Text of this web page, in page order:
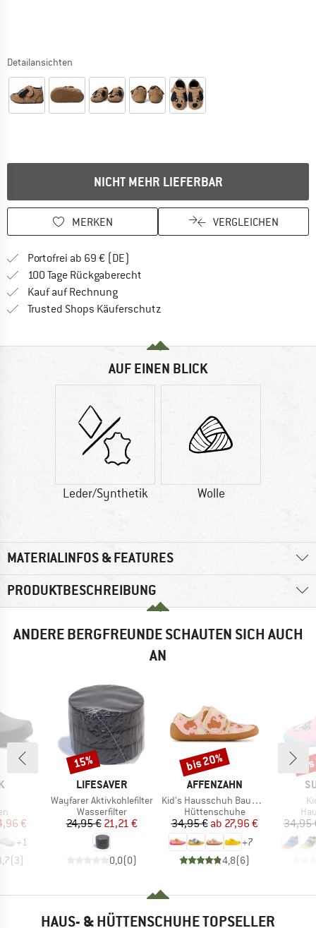
Detailansichten
NICHT MEHR LIEFERBAR
MERKEN VERGLEICHEN
Portofrei ab 69 € (DE)
100 Tage Rückgaberecht
Kauf auf RechnungFinde die Zahlungs-Infos hier! Öffnet
Trusted Shops Käuferschutz
AUF EINEN BLICK
Leder/Synthetik Wolle
MATERIALINFOS & FEATURES
PRODUKTBESCHREIBUNG
ANDERE BERGFREUNDE SCHAUTEN SICH AUCH
AN
Preis
€
+1
(3)
MARKE
LIFESAVER
Artikel
Wayfarer Aktivkohlefilter
Produktgruppe
Wasserfilter
Preis
24,95 €reduzierter Preis
21,21 €
0,0(0)
Rabatt
15%
MARKE
AFFENZAHN
Artikel
Kid's Hausschuh Baumwolle Movy
Produktgruppe
Hüttenschuhe
Preis
34,95 € reduzierter Preis
ab 27,96 €
+7
4,8(6)
Rabatt
bis 20%
34,95
HAUS- & HÜTTENSCHUHE TOPSELLER